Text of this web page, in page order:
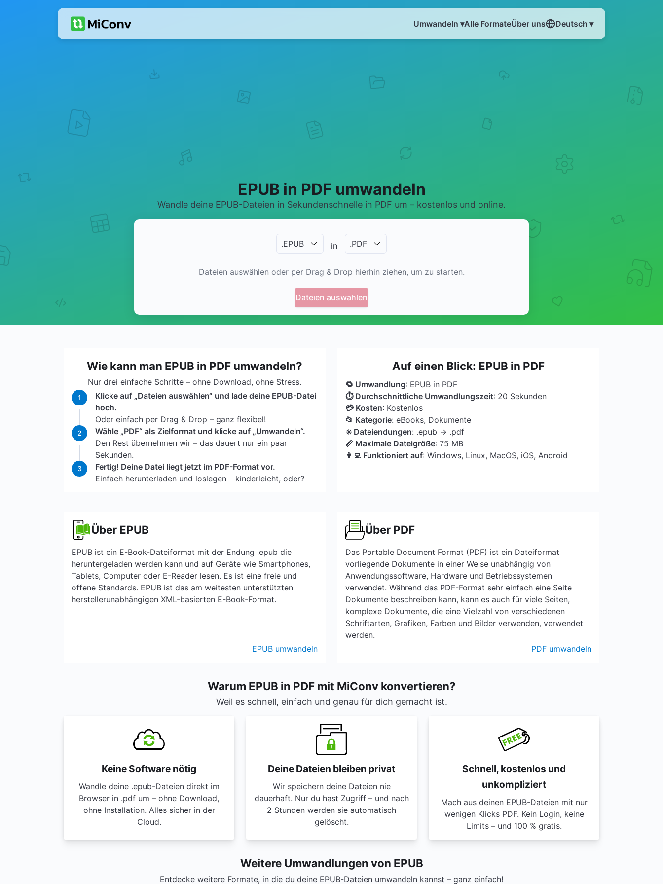
Umwandeln ▾Alle FormateÜber uns Deutsch ▾
EPUB in PDF umwandeln
Wandle deine EPUB-Dateien in Sekundenschnelle in PDF um – kostenlos und online.
.EPUB in .PDF
Dateien auswählen oder per Drag & Drop hierhin ziehen, um zu starten.
Dateien auswählen
Wie kann man EPUB in PDF umwandeln?
Nur drei einfache Schritte – ohne Download, ohne Stress.
1
Klicke auf „Dateien auswählen“ und lade deine EPUB-Datei
hoch.
Oder einfach per Drag & Drop – ganz flexibel!
2
Wähle „PDF“ als Zielformat und klicke auf „Umwandeln“.
Den Rest übernehmen wir – das dauert nur ein paar
Sekunden.
3
Fertig! Deine Datei liegt jetzt im PDF-Format vor.
Einfach herunterladen und loslegen – kinderleicht, oder?
Auf einen Blick: EPUB in PDF
🔁 Umwandlung: EPUB in PDF
⏱ Durchschnittliche Umwandlungszeit: 20 Sekunden
💳 Kosten: Kostenlos
📂 Kategorie: eBooks, Dokumente
✳️ Dateiendungen: .epub → .pdf
📏 Maximale Dateigröße: 75 MB
👩‍💻 Funktioniert auf: Windows, Linux, MacOS, iOS, Android
Über EPUB
EPUB ist ein E-Book-Dateiformat mit der Endung .epub die
heruntergeladen werden kann und auf Geräte wie Smartphones,
Tablets, Computer oder E-Reader lesen. Es ist eine freie und
offene Standards. EPUB ist das am weitesten unterstützten
herstellerunabhängigen XML-basierten E-Book-Format.
EPUB umwandeln
Über PDF
Das Portable Document Format (PDF) ist ein Dateiformat
vorliegende Dokumente in einer Weise unabhängig von
Anwendungssoftware, Hardware und Betriebssystemen
verwendet. Während das PDF-Format sehr einfach eine Seite
Dokumente beschreiben kann, kann es auch für viele Seiten,
komplexe Dokumente, die eine Vielzahl von verschiedenen
Schriftarten, Grafiken, Farben und Bilder verwenden, verwendet
werden.
PDF umwandeln
Warum EPUB in PDF mit MiConv konvertieren?
Weil es schnell, einfach und genau für dich gemacht ist.
Keine Software nötig
Wandle deine .epub-Dateien direkt im
Browser in .pdf um – ohne Download,
ohne Installation. Alles sicher in der
Cloud.
Deine Dateien bleiben privat
Wir speichern deine Dateien nie
dauerhaft. Nur du hast Zugriff – und nach
2 Stunden werden sie automatisch
gelöscht.
Schnell, kostenlos und
unkompliziert
Mach aus deinen EPUB-Dateien mit nur
wenigen Klicks PDF. Kein Login, keine
Limits – und 100 % gratis.
Weitere Umwandlungen von EPUB
Entdecke weitere Formate, in die du deine EPUB-Dateien umwandeln kannst – ganz einfach!